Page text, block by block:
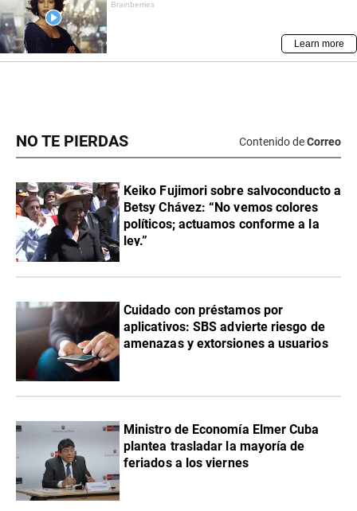
NO TE PIERDAS Contenido deCorreo
Keiko Fujimori sobre salvoconducto a
Betsy Chávez: “No vemos colores
políticos; actuamos conforme a la
ley.”
Cuidado con préstamos por
aplicativos: SBS advierte riesgo de
amenazas y extorsiones a usuarios
Ministro de Economía Elmer Cuba
plantea trasladar la mayoría de
feriados a los viernes